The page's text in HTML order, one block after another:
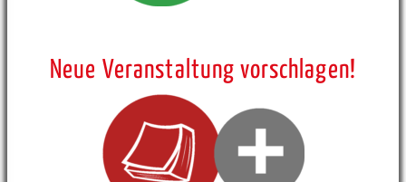
Neue Veranstaltung vorschlagen!